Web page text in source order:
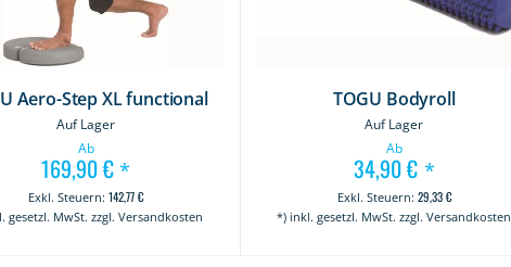
Aero-Step XL functional
Auf Lager
Ab
169,90 € *
142,77 €
gesetzl. MwSt. zzgl. Versandkosten
TOGU Bodyroll
Auf Lager
Ab
34,90 € *
29,33 €
*) inkl. gesetzl. MwSt. zzgl. Versandkosten